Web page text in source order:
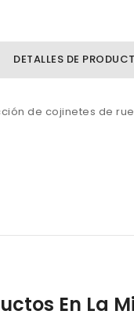
DETALLES DE
de cojinetes de
En La